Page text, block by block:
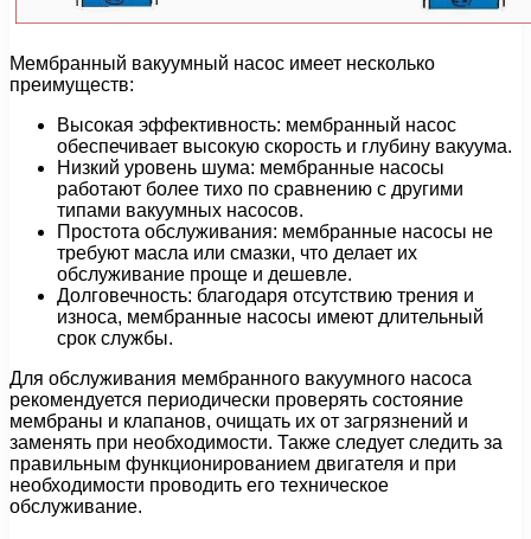
Мембранный вакуумный насос имеет несколько
преимуществ:
Высокая эффективность: мембранный насос
обеспечивает высокую скорость и глубину вакуума.
Низкий уровень шума: мембранные насосы
работают более тихо по сравнению с другими
типами вакуумных насосов.
Простота обслуживания: мембранные насосы не
требуют масла или смазки, что делает их
обслуживание проще и дешевле.
Долговечность: благодаря отсутствию трения и
износа, мембранные насосы имеют длительный
срок службы.
Для обслуживания мембранного вакуумного насоса
рекомендуется периодически проверять состояние
мембраны и клапанов, очищать их от загрязнений и
заменять при необходимости. Также следует следить за
правильным функционированием двигателя и при
необходимости проводить его техническое
обслуживание.